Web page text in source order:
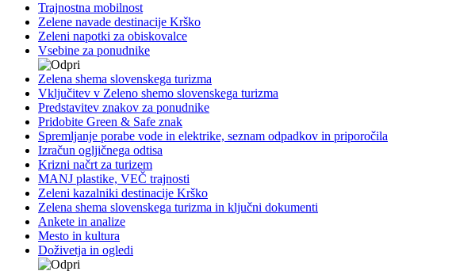
Trajnostna mobilnost
Zelene navade destinacije Krško
Zeleni napotki za obiskovalce
Vsebine za ponudnike
Zelena shema slovenskega turizma
Vključitev v Zeleno shemo slovenskega turizma
Predstavitev znakov za ponudnike
Pridobite Green & Safe znak
Spremljanje porabe vode in elektrike, seznam odpadkov in priporočila
Izračun ogljičnega odtisa
Krizni načrt za turizem
MANJ plastike, VEČ trajnosti
Zeleni kazalniki destinacije Krško
Zelena shema slovenskega turizma in ključni dokumenti
Ankete in analize
Mesto in kultura
Doživetja in ogledi